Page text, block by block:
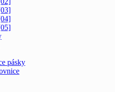
pásky